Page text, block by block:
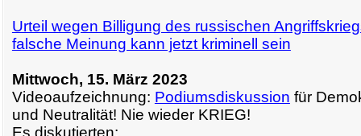
Urteil wegen Billigung des russischen
falsche Meinung kann jetzt kriminell sein
Mittwoch, 15. März 2023
Videoaufzeichnung: Podiumsdiskussion für
und Neutralität! Nie wieder KRIEG!
Es diskutierten: